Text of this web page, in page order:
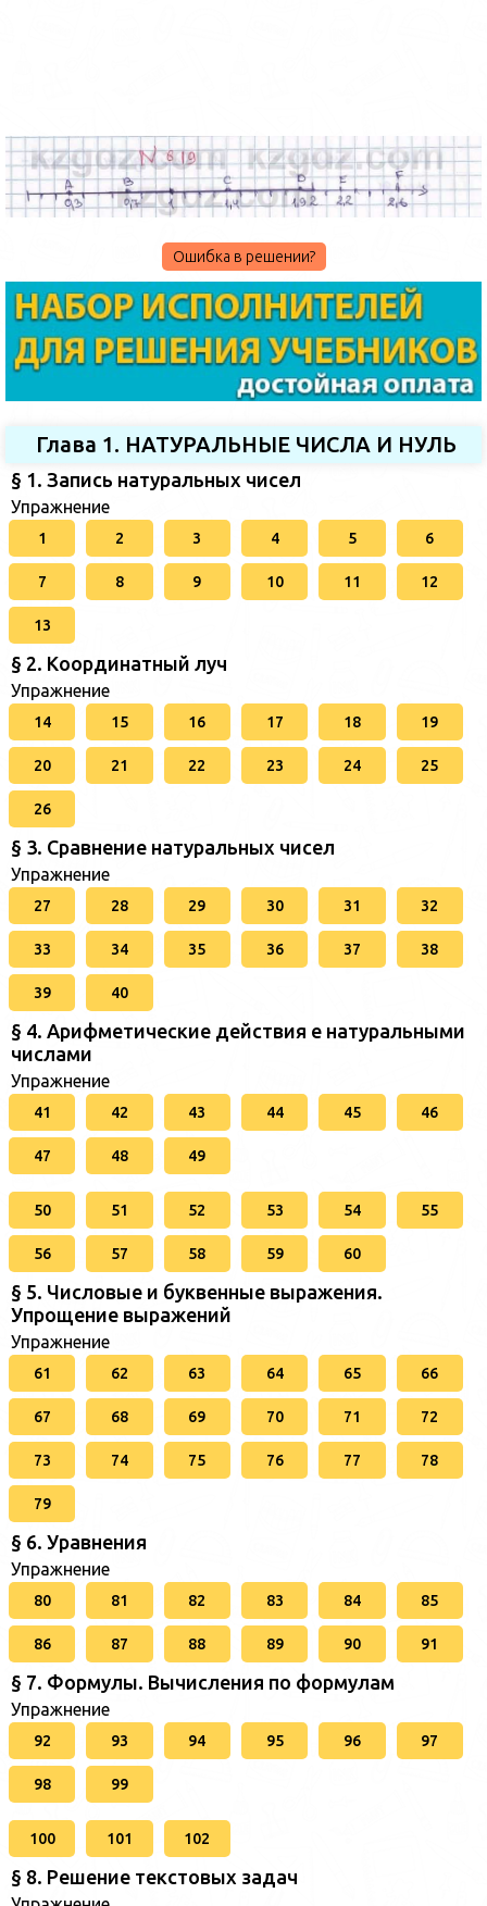
Ошибка в решении?
Глава 1. НАТУРАЛЬНЫЕ ЧИСЛА И НУЛЬ
§ 1. Запись натуральных чисел
Упражнение
1 2 3 4 5 6
7 8 9 10 11 12
13
§ 2. Координатный луч
Упражнение
14 15 16 17 18 19
20 21 22 23 24 25
26
§ 3. Сравнение натуральных чисел
Упражнение
27 28 29 30 31 32
33 34 35 36 37 38
39 40
§ 4. Арифметические действия е натуральными
числами
Упражнение
41 42 43 44 45 46
47 48 49
50 51 52 53 54 55
56 57 58 59 60
§ 5. Числовые и буквенные выражения.
Упрощение выражений
Упражнение
61 62 63 64 65 66
67 68 69 70 71 72
73 74 75 76 77 78
79
§ 6. Уравнения
Упражнение
80 81 82 83 84 85
86 87 88 89 90 91
§ 7. Формулы. Вычисления по формулам
Упражнение
92 93 94 95 96 97
98 99
100 101 102
§ 8. Решение текстовых задач